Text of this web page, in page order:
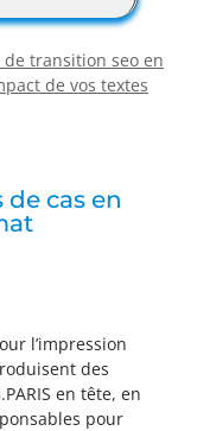
de transition seo en
de vos textes
cas en
l’impression
des
en tête, en
pour